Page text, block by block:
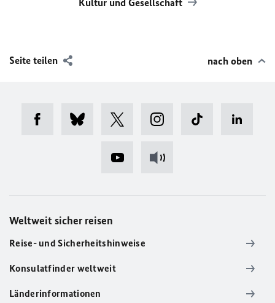
Kultur und Gesellschaft
Seite teilen nach oben
Weltweit sicher reisen
Reise- und Sicherheitshinweise
Konsulatfinder weltweit
Länderinformationen